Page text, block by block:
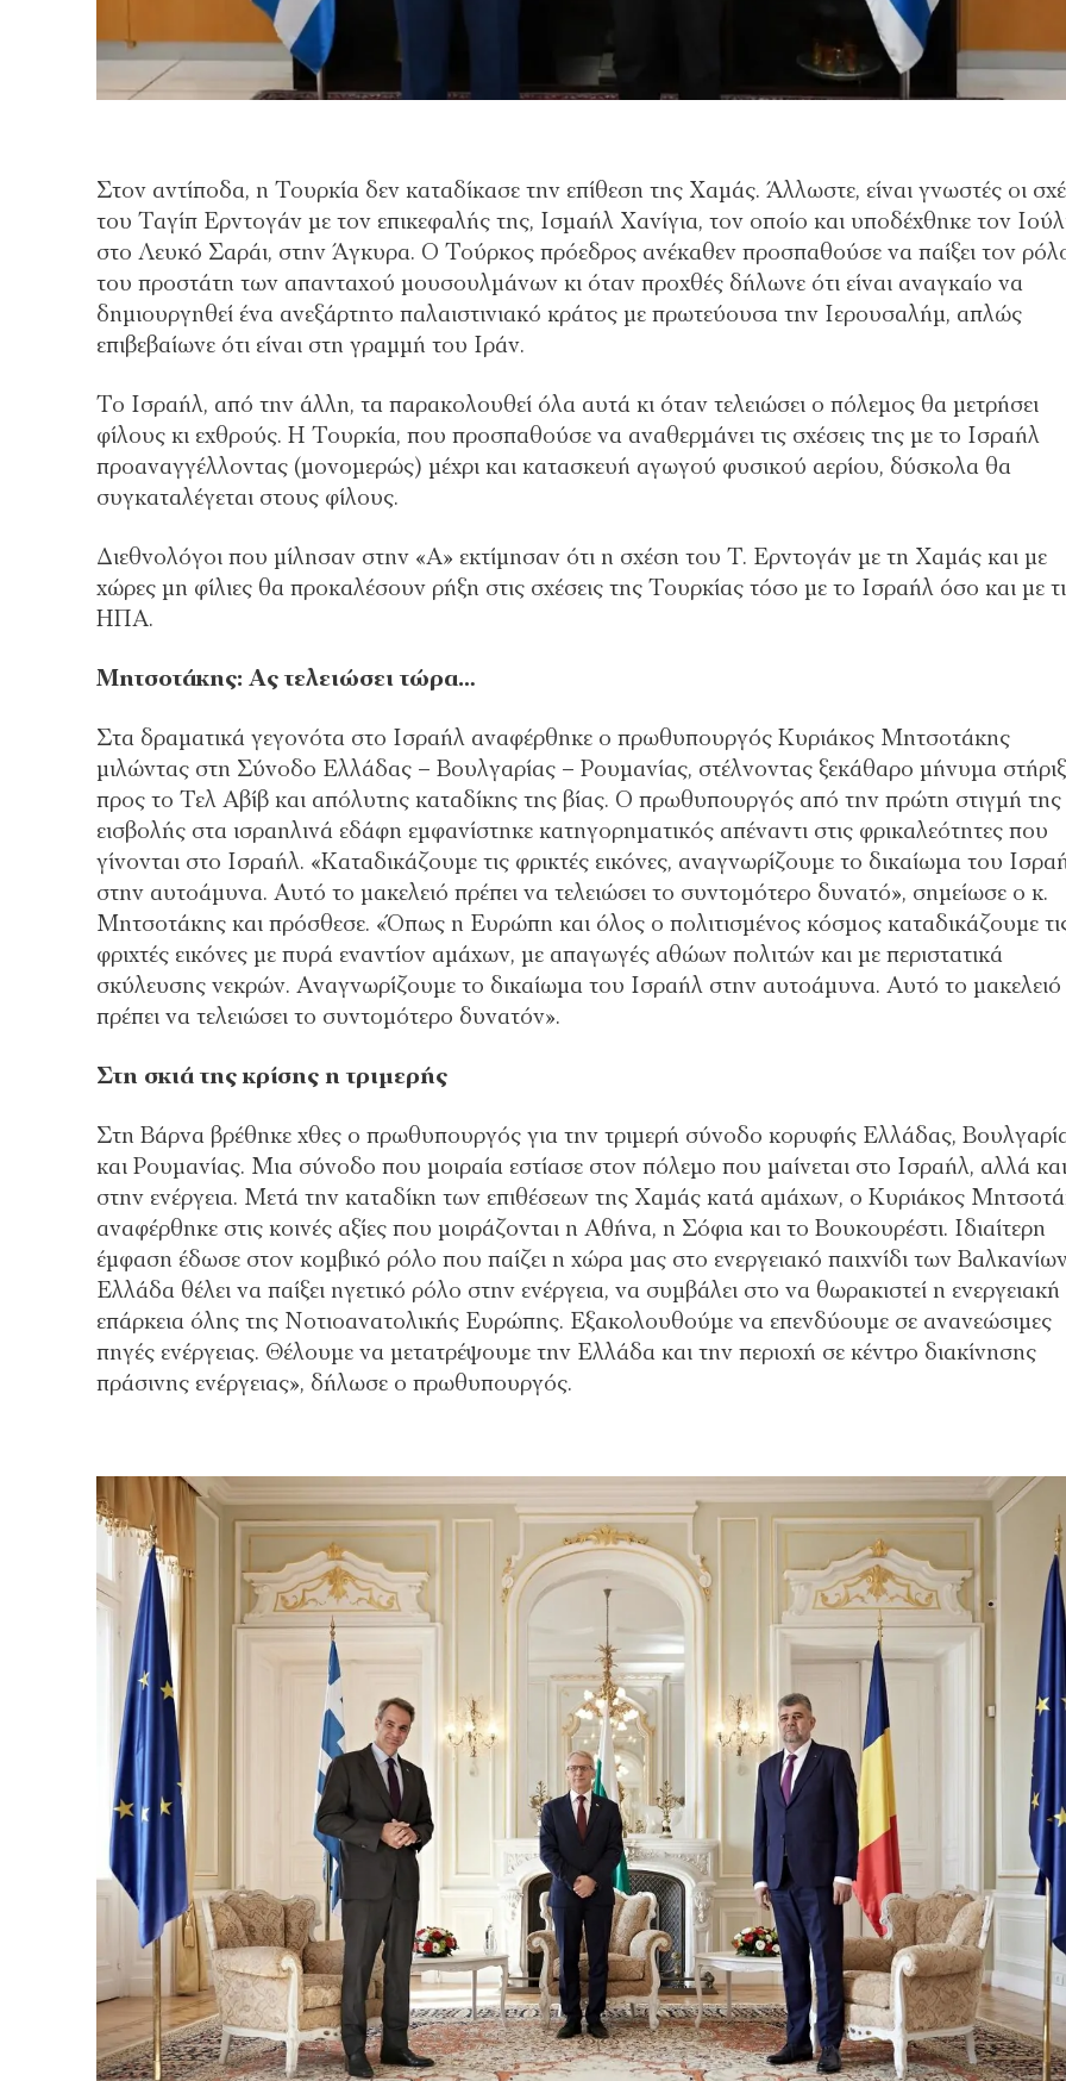
Στον αντίποδα, η Τουρκία δεν καταδίκασε την επίθεση της Χαμάς. Άλλωστε, είναι γνωστές οι
του Ταγίπ Ερντογάν με τον επικεφαλής της, Ισμαήλ Χανίγια, τον οποίο και υποδέχθηκε τον
στο Λευκό Σαράι, στην Άγκυρα. Ο Τούρκος πρόεδρος ανέκαθεν προσπαθούσε να παίξει τον
του προστάτη των απανταχού μουσουλμάνων κι όταν προχθές δήλωνε ότι είναι αναγκαίο να
δημιουργηθεί ένα ανεξάρτητο παλαιστινιακό κράτος με πρωτεύουσα την Ιερουσαλήμ, απλώς
επιβεβαίωνε ότι είναι στη γραμμή του Ιράν.
Το Ισραήλ, από την άλλη, τα παρακολουθεί όλα αυτά κι όταν τελειώσει ο πόλεμος θα μετρήσει
φίλους κι εχθρούς. Η Τουρκία, που προσπαθούσε να αναθερμάνει τις σχέσεις της με το Ισραήλ
προαναγγέλλοντας (μονομερώς) μέχρι και κατασκευή αγωγού φυσικού αερίου, δύσκολα θα
συγκαταλέγεται στους φίλους.
Διεθνολόγοι που μίλησαν στην «Α» εκτίμησαν ότι η σχέση του Τ. Ερντογάν με τη Χαμάς και με
χώρες μη φίλιες θα προκαλέσουν ρήξη στις σχέσεις της Τουρκίας τόσο με το Ισραήλ όσο και με
ΗΠΑ.
Μητσοτάκης: Ας τελειώσει τώρα…
Στα δραματικά γεγονότα στο Ισραήλ αναφέρθηκε ο πρωθυπουργός Κυριάκος Μητσοτάκης
μιλώντας στη Σύνοδο Ελλάδας – Βουλγαρίας – Ρουμανίας, στέλνοντας ξεκάθαρο μήνυμα
προς το Τελ Αβίβ και απόλυτης καταδίκης της βίας. Ο πρωθυπουργός από την πρώτη στιγμή της
εισβολής στα ισραηλινά εδάφη εμφανίστηκε κατηγορηματικός απέναντι στις φρικαλεότητες που
γίνονται στο Ισραήλ. «Καταδικάζουμε τις φρικτές εικόνες, αναγνωρίζουμε το δικαίωμα του
στην αυτοάμυνα. Αυτό το μακελειό πρέπει να τελειώσει το συντομότερο δυνατό», σημείωσε ο κ.
Μητσοτάκης και πρόσθεσε. «Όπως η Ευρώπη και όλος ο πολιτισμένος κόσμος καταδικάζουμε
φριχτές εικόνες με πυρά εναντίον αμάχων, με απαγωγές αθώων πολιτών και με περιστατικά
σκύλευσης νεκρών. Αναγνωρίζουμε το δικαίωμα του Ισραήλ στην αυτοάμυνα. Αυτό το μακελειό
πρέπει να τελειώσει το συντομότερο δυνατόν».
Στη σκιά της κρίσης η τριμερής
Στη Βάρνα βρέθηκε χθες ο πρωθυπουργός για την τριμερή σύνοδο κορυφής Ελλάδας,
και Ρουμανίας. Μια σύνοδο που μοιραία εστίασε στον πόλεμο που μαίνεται στο Ισραήλ, αλλά και
στην ενέργεια. Μετά την καταδίκη των επιθέσεων της Χαμάς κατά αμάχων, ο Κυριάκος
αναφέρθηκε στις κοινές αξίες που μοιράζονται η Αθήνα, η Σόφια και το Βουκουρέστι. Ιδιαίτερη
έμφαση έδωσε στον κομβικό ρόλο που παίζει η χώρα μας στο ενεργειακό παιχνίδι των
Ελλάδα θέλει να παίξει ηγετικό ρόλο στην ενέργεια, να συμβάλει στο να θωρακιστεί η ενεργειακή
επάρκεια όλης της Νοτιοανατολικής Ευρώπης. Εξακολουθούμε να επενδύουμε σε ανανεώσιμες
πηγές ενέργειας. Θέλουμε να μετατρέψουμε την Ελλάδα και την περιοχή σε κέντρο διακίνησης
πράσινης ενέργειας», δήλωσε ο πρωθυπουργός.